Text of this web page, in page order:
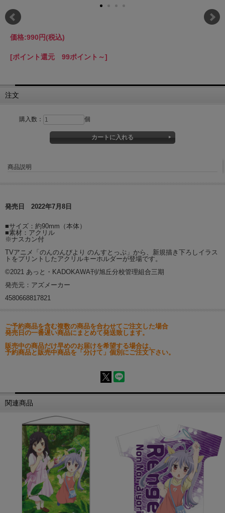
価格:990円(税込)
[ポイント還元 99ポイント～]
注文
購入数： 個
商品説明
発売日 2022年7月8日
■サイズ：約90mm（本体）
■素材：アクリル
※ナスカン付
TVアニメ「のんのんびより のんすとっぷ」から、新規描き下ろしイラス
トをプリントしたアクリルキーホルダーが登場です。
©2021 あっと・KADOKAWA刊/旭丘分校管理組合三期
発売元：アズメーカー
4580668817821
ご予約商品を含む複数の商品を合わせてご注文した場合
発売日の一番遅い商品にまとめて発送致します。
販売中の商品だけ早めのお届けを希望する場合は、
予約商品と販売中商品を「分けて」個別にご注文下さい。
関連商品